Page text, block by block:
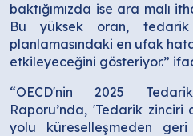
baktığımızda ise ara malı
Bu yüksek oran, tedarik
planlamasındaki en ufak
etkileyeceğini gösteriyor.”
“OECD'nin 2025
Raporu’nda, 'Tedarik zinciri
yolu küreselleşmeden